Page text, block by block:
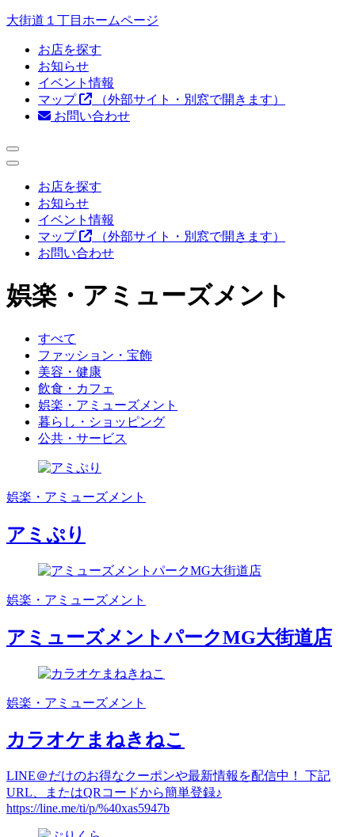
大街道１丁目ホームページ
お店を探す
お知らせ
イベント情報
マップ
（外部サイト・別窓で開きます）
お問い合わせ
お店を探す
お知らせ
イベント情報
マップ
（外部サイト・別窓で開きます）
お問い合わせ
娯楽・アミューズメント
すべて
ファッション・宝飾
美容・健康
飲食・カフェ
娯楽・アミューズメント
暮らし・ショッピング
公共・サービス
娯楽・アミューズメント
アミぷり
娯楽・アミューズメント
アミューズメントパークMG大街道店
娯楽・アミューズメント
カラオケまねきねこ
LINE＠だけのお得なクーポンや最新情報を配信中！ 下記
URL、またはQRコードから簡単登録♪
https://line.me/ti/p/%40xas5947b